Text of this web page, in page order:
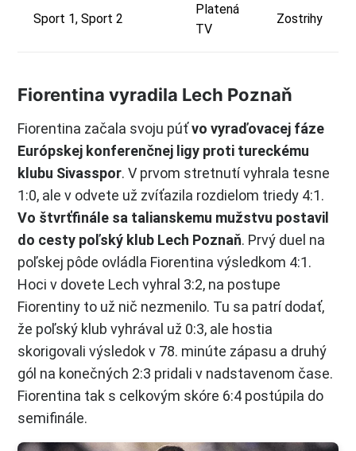
Sport 1, Sport 2
Platená
TV
Zostrihy
Fiorentina vyradila Lech Poznaň
Fiorentina začala svoju púťvo vyraďovacej fáze
Európskej konferenčnej ligy proti tureckému
klubu Sivasspor. V prvom stretnutí vyhrala tesne
1:0, ale v odvete už zvíťazila rozdielom triedy 4:1.
Vo štvrťfinále sa talianskemu mužstvu postavil
do cesty poľský klub Lech Poznaň. Prvý duel na
poľskej pôde ovládla Fiorentina výsledkom 4:1.
Hoci v dovete Lech vyhral 3:2, na postupe
Fiorentiny to už nič nezmenilo. Tu sa patrí dodať,
že poľský klub vyhrával už 0:3, ale hostia
skorigovali výsledok v 78. minúte zápasu a druhý
gól na konečných 2:3 pridali v nadstavenom čase.
Fiorentina tak s celkovým skóre 6:4 postúpila do
semifinále.